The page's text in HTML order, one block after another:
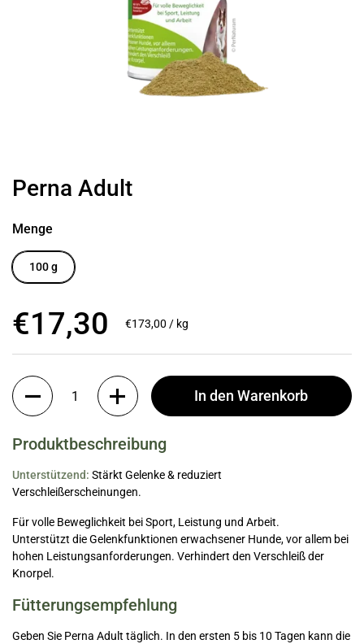
Perna Adult
Menge
100 g
Regulärer Preis
€17,30 Stückpreis
€173,00 / kg
Anzahl
In den Warenkorb
Produktbeschreibung
Unterstützend: Stärkt Gelenke & reduziert
Verschleißerscheinungen.
Für volle Beweglichkeit bei Sport, Leistung und Arbeit.
Unterstützt die Gelenkfunktionen erwachsener Hunde, vor allem bei
hohen Leistungsanforderungen. Verhindert den Verschleiß der
Knorpel.
Fütterungsempfehlung
Geben Sie Perna Adult täglich. In den ersten 5 bis 10 Tagen kann die